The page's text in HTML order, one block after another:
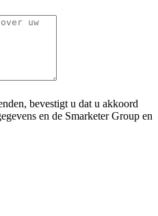
bevestigt u dat u akkoord
en de Smarketer Group en